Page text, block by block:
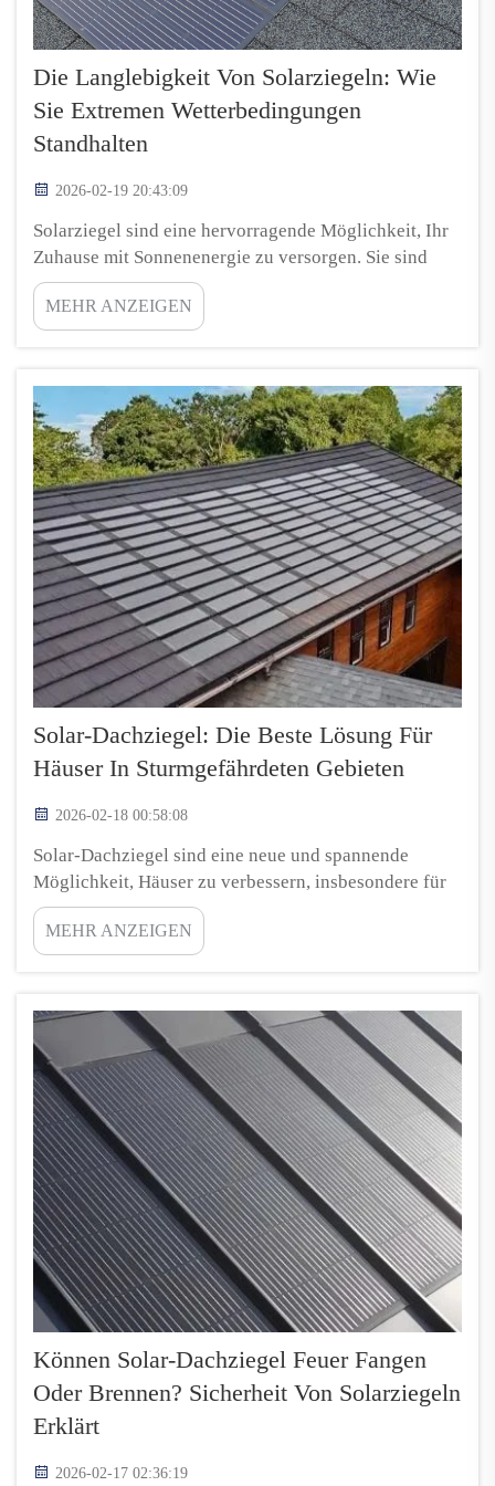
Die Langlebigkeit Von Solarziegeln: Wie
Sie Extremen Wetterbedingungen
Standhalten
2026-02-19 20:43:09
Solarziegel sind eine hervorragende Möglichkeit, Ihr
Zuhause mit Sonnenenergie zu versorgen. Sie sind
robust konstruiert und können widrige
Wetterbedingungen wie starken Regen, starke Winde
und sogar Hagel bewältigen. Dadurch stellen sie eine
Solarziegel von Top Energy nicht...
MEHR ANZEIGEN
Solar-Dachziegel: Die Beste Lösung Für
Häuser In Sturmgefährdeten Gebieten
2026-02-18 00:58:08
Solar-Dachziegel sind eine neue und spannende
Möglichkeit, Häuser zu verbessern, insbesondere für
Regionen, die häufig von Stürmen betroffen sind.
Diese Ziegel schützen das Haus nicht nur vor starken
Winden und starkem Regen, sondern tragen auch zur
herkömmliche Dächer ...
MEHR ANZEIGEN
Können Solar-Dachziegel Feuer Fangen
Oder Brennen? Sicherheit Von Solarziegeln
Erklärt
2026-02-17 02:36:19